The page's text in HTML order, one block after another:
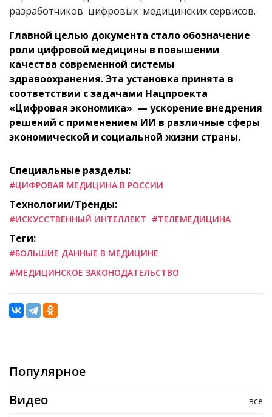
разработчиков цифровых медицинских сервисов.
Главной целью документа стало обозначение
роли цифровой медицины в повышении
качества современной системы
здравоохранения. Эта установка принята в
соответствии с задачами Нацпроекта
«Цифровая экономика» — ускорение внедрения
решений с применением ИИ в различные сферы
экономической и социальной жизни страны.
Специальные разделы:
#ЦИФРОВАЯ МЕДИЦИНА В РОССИИ
Технологии/Тренды:
#ИСКУССТВЕННЫЙ ИНТЕЛЛЕКТ #ТЕЛЕМЕДИЦИНА
Теги:
#БОЛЬШИЕ ДАННЫЕ В МЕДИЦИНЕ
#МЕДИЦИНСКОЕ ЗАКОНОДАТЕЛЬСТВО
Популярное
все
Видео